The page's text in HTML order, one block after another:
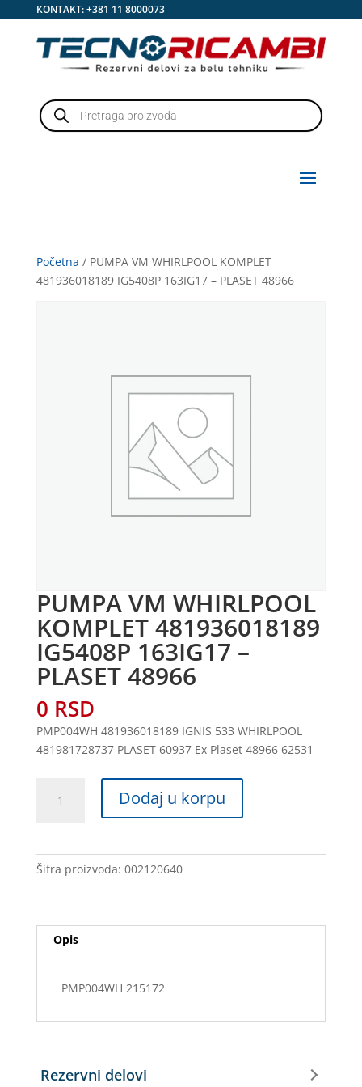
KONTAKT:+381 11 8000073
Products
search
Početna / PUMPA VM WHIRLPOOL KOMPLET
481936018189 IG5408P 163IG17 – PLASET 48966
PUMPA VM WHIRLPOOL
KOMPLET 481936018189
IG5408P 163IG17 –
PLASET 48966
0 RSD
PMP004WH 481936018189 IGNIS 533 WHIRLPOOL
481981728737 PLASET 60937 Ex Plaset 48966 62531
481936018189
IG5408P
PLASET
48966
Dodaj u korpu
Šifra proizvoda: 002120640
Opis
PMP004WH 215172
Rezervni delovi